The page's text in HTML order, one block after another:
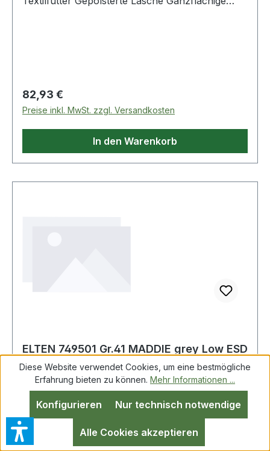
Regulärer Preis:
82,93 €
Preise inkl. MwSt. zzgl. Versandkosten
In den Warenkorb
ELTEN 749501 Gr.41 MADDIE grey Low ESD
S1P Sicherheitshalbschuh
ELTEN 749501-41 MADDIE grey Low ESD S1P
Größe
41SicherheitshalbschuhSicherheitshalbschuh,
Diese Website verwendet Cookies, um eine bestmögliche
Erfahrung bieten zu können. Mehr Informationen ...
Nur technisch notwendige
Konfigurieren
Alle Cookies akzeptieren